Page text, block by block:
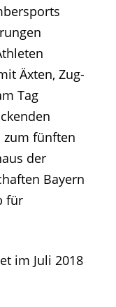
Äxten, Zug-
Tag
zum fünften
der
Bayern
für
im Juli 2018